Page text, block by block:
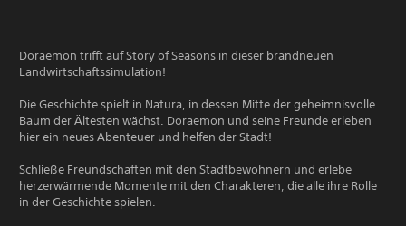
Doraemon trifft auf Story of Seasons in dieser brandneuen
Landwirtschaftssimulation!
Die Geschichte spielt in Natura, in dessen Mitte der geheimnisvolle
Baum der Ältesten wächst. Doraemon und seine Freunde erleben
hier ein neues Abenteuer und helfen der Stadt!
Schließe Freundschaften mit den Stadtbewohnern und erlebe
herzerwärmende Momente mit den Charakteren, die alle ihre Rolle
in der Geschichte spielen.